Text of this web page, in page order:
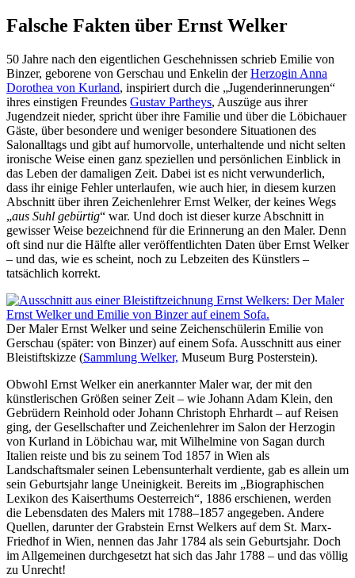
Falsche Fakten über Ernst Welker
50 Jahre nach den eigentlichen Geschehnissen schrieb Emilie von
Binzer, geborene von Gerschau und Enkelin derHerzogin Anna
Dorothea von Kurland, inspiriert durch die „Jugenderinnerungen“
ihres einstigen Freundes Gustav Partheys, Auszüge aus ihrer
Jugendzeit nieder, spricht über ihre Familie und über die Löbichauer
Gäste, über besondere und weniger besondere Situationen des
Salonalltags und gibt auf humorvolle, unterhaltende und nicht selten
ironische Weise einen ganz speziellen und persönlichen Einblick in
das Leben der damaligen Zeit. Dabei ist es nicht verwunderlich,
dass ihr einige Fehler unterlaufen, wie auch hier, in diesem kurzen
Abschnitt über ihren Zeichenlehrer Ernst Welker, der keines Wegs
„aus Suhl gebürtig“ war. Und doch ist dieser kurze Abschnitt in
gewisser Weise bezeichnend für die Erinnerung an den Maler. Denn
oft sind nur die Hälfte aller veröffentlichten Daten über Ernst Welker
– und das, wie es scheint, noch zu Lebzeiten des Künstlers –
tatsächlich korrekt.
Der Maler Ernst Welker und seine Zeichenschülerin Emilie von
Gerschau (später: von Binzer) auf einem Sofa. Ausschnitt aus einer
Bleistiftskizze (Sammlung Welker, Museum Burg Posterstein).
Obwohl Ernst Welker ein anerkannter Maler war, der mit den
künstlerischen Größen seiner Zeit – wie Johann Adam Klein, den
Gebrüdern Reinhold oder Johann Christoph Ehrhardt – auf Reisen
ging, der Gesellschafter und Zeichenlehrer im Salon der Herzogin
von Kurland in Löbichau war, mit Wilhelmine von Sagan durch
Italien reiste und bis zu seinem Tod 1857 in Wien als
Landschaftsmaler seinen Lebensunterhalt verdiente, gab es allein um
sein Geburtsjahr lange Uneinigkeit. Bereits im „Biographischen
Lexikon des Kaiserthums Oesterreich“, 1886 erschienen, werden
die Lebensdaten des Malers mit 1788–1857 angegeben. Andere
Quellen, darunter der Grabstein Ernst Welkers auf dem St. Marx-
Friedhof in Wien, nennen das Jahr 1784 als sein Geburtsjahr. Doch
im Allgemeinen durchgesetzt hat sich das Jahr 1788 – und das völlig
zu Unrecht!